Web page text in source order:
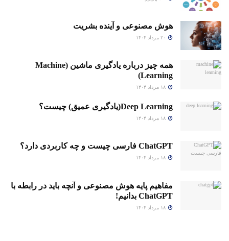
هوش مصنوعی و آینده بشریت
همه چیز درباره یادگیری ماشین (Machine
Learning)
Deep Learning(یادگیری عمیق) چیست؟
ChatGPT فارسی چیست و چه کاربردی دارد؟
مفاهیم پایه هوش مصنوعی و آنچه باید در رابطه با
ChatGPT بدانیم!